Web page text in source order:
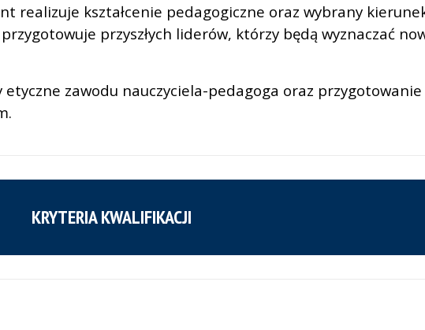
realizuje kształcenie pedagogiczne oraz wybrany
przyszłych liderów, którzy będą wyznaczać
zawodu nauczyciela-pedagoga oraz
KRYTERIA KWALIFIKACJI